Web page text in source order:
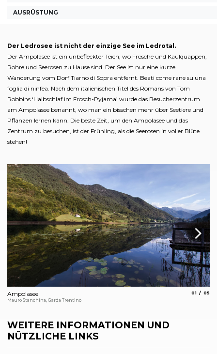
AUSRÜSTUNG
Der Ledrosee ist nicht der einzige See im Ledrotal.
Der Ampolasee ist ein unbefleckter Teich, wo Frösche und Kaulquappen,
Rohre und Seerosen zu Hause sind. Der See ist nur eine kurze
Wanderung vom Dorf Tiarno di Sopra entfernt. Beati come rane su una
foglia di ninfea. Nach dem italienischen Titel des Romans von Tom
Robbins ‘Halbschlaf im Frosch-Pyjama’ wurde das Besucherzentrum
am Ampolasee benannt, wo man ein bisschen mehr über Seetiere und
Pflanzen lernen kann. Die beste Zeit, um den Ampolasee und das
Zentrum zu besuchen, ist der Frühling, als die Seerosen in voller Blüte
stehen!
Ampolasee
Mauro Stanchina, Garda Trentino
01 05
WEITERE INFORMATIONEN UND
NÜTZLICHE LINKS